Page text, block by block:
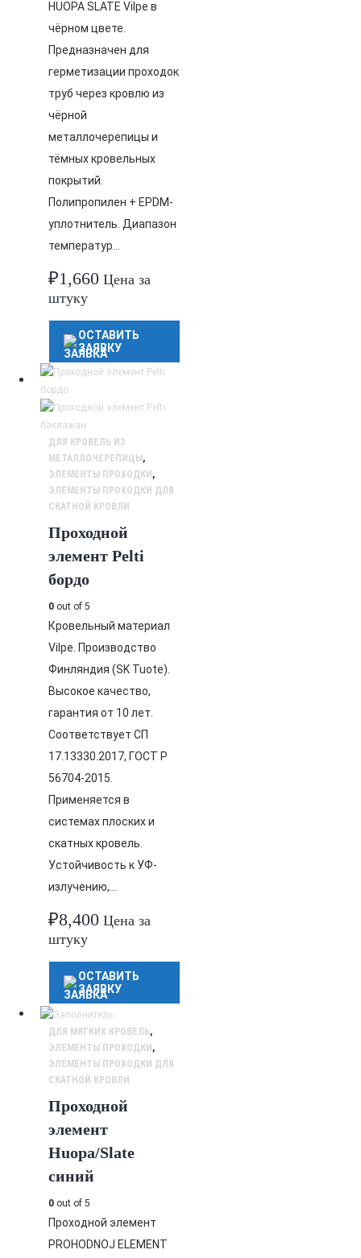
HUOPA SLATE Vilpe в
чёрном цвете.
Предназначен для
герметизации проходок
труб через кровлю из
чёрной
металлочерепицы и
тёмных кровельных
покрытий.
Полипропилен + EPDM-
уплотнитель. Диапазон
температур…
₽1,660 Цена за
штуку
ОСТАВИТЬ
ЗАЯВКУ
ДЛЯ КРОВЕЛЬ ИЗ
МЕТАЛЛОЧЕРЕПИЦЫ ,
ЭЛЕМЕНТЫ ПРОХОДКИ ,
ЭЛЕМЕНТЫ ПРОХОДКИ ДЛЯ
СКАТНОЙ КРОВЛИ
Проходной
элемент Pelti
бордо
0 out of 5
Кровельный материал
Vilpe. Производство
Финляндия (SK Tuote).
Высокое качество,
гарантия от 10 лет.
Соответствует СП
17.13330.2017, ГОСТ Р
56704-2015.
Применяется в
системах плоских и
скатных кровель.
Устойчивость к УФ-
излучению,…
₽8,400 Цена за
штуку
ОСТАВИТЬ
ЗАЯВКУ
ДЛЯ МЯГКИХ КРОВЕЛЬ,
ЭЛЕМЕНТЫ ПРОХОДКИ,
ЭЛЕМЕНТЫ ПРОХОДКИ ДЛЯ
СКАТНОЙ КРОВЛИ
Проходной
элемент
Huopa/Slate
синий
0 out of 5
Проходной элемент
PROHODNOJ ELEMENT